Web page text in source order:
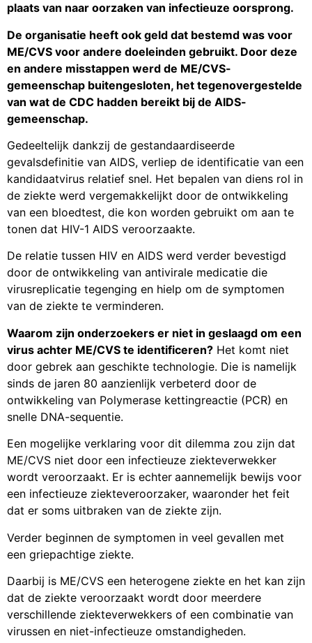
plaats van naar oorzaken van infectieuze oorsprong.
De organisatie heeft ook geld dat bestemd was voor
ME/CVS voor andere doeleinden gebruikt. Door deze
en andere misstappen werd de ME/CVS-
gemeenschap buitengesloten, het tegenovergestelde
van wat de CDC hadden bereikt bij de AIDS-
gemeenschap.
Gedeeltelijk dankzij de gestandaardiseerde
gevalsdefinitie van AIDS, verliep de identificatie van een
kandidaatvirus relatief snel. Het bepalen van diens rol in
de ziekte werd vergemakkelijkt door de ontwikkeling
van een bloedtest, die kon worden gebruikt om aan te
tonen dat HIV-1 AIDS veroorzaakte.
De relatie tussen HIV en AIDS werd verder bevestigd
door de ontwikkeling van antivirale medicatie die
virusreplicatie tegenging en hielp om de symptomen
van de ziekte te verminderen.
Waarom zijn onderzoekers er niet in geslaagd om een
virus achter ME/CVS te identificeren? Het komt niet
door gebrek aan geschikte technologie. Die is namelijk
sinds de jaren 80 aanzienlijk verbeterd door de
ontwikkeling van Polymerase kettingreactie (PCR) en
snelle DNA-sequentie.
Een mogelijke verklaring voor dit dilemma zou zijn dat
ME/CVS niet door een infectieuze ziekteverwekker
wordt veroorzaakt. Er is echter aannemelijk bewijs voor
een infectieuze ziekteveroorzaker, waaronder het feit
dat er soms uitbraken van de ziekte zijn.
Verder beginnen de symptomen in veel gevallen met
een griepachtige ziekte.
Daarbij is ME/CVS een heterogene ziekte en het kan zijn
dat de ziekte veroorzaakt wordt door meerdere
verschillende ziekteverwekkers of een combinatie van
virussen en niet-infectieuze omstandigheden.